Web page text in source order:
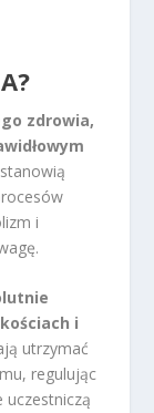
zdrowia,
i
i
utrzymać
regulując